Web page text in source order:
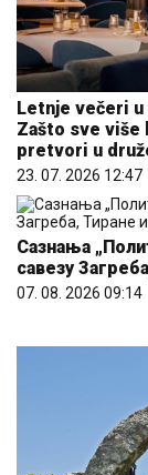
Letnje večeri
Zašto sve više
pretvori u
23. 07. 2026 12:47
Сазнања
савезу
07. 08. 2026 09:14